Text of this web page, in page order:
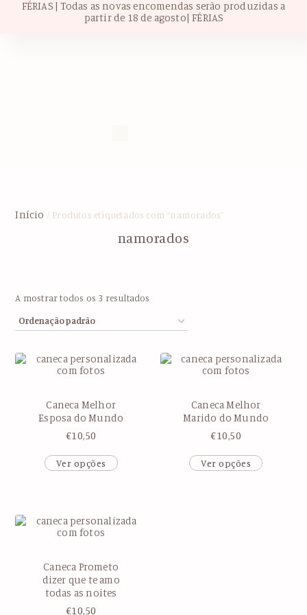
FÉRIAS | Todas as novas encomendas serão produzidas a
partir de 18 de agosto| FÉRIAS
Início / Produtos etiquetados com “namorados”
namorados
A mostrar todos os 3 resultados
Caneca Melhor
Esposa do Mundo
€10,50
Ver opções
Caneca Melhor
Marido do Mundo
€10,50
Ver opções
Caneca Prometo
dizer que te amo
todas as noites
€10,50